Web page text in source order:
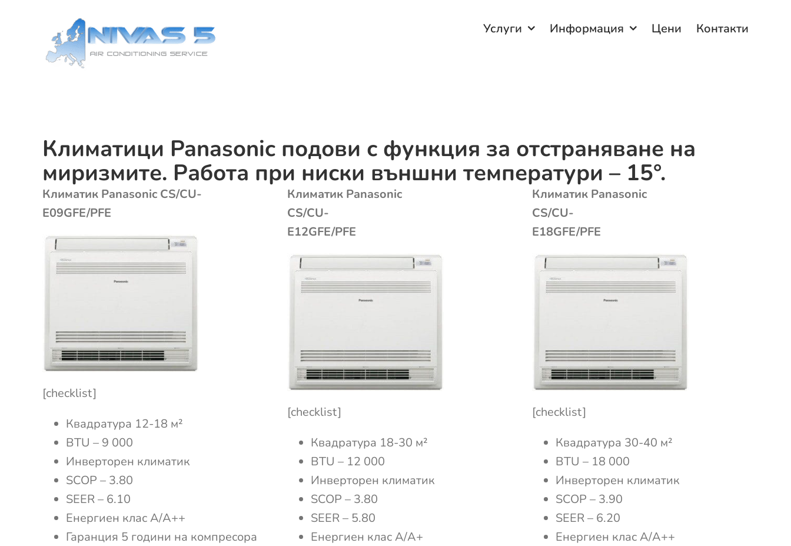
Услуги Информация Цени Контакти
Климатици Panasonic подови с функция за отстраняване на
миризмите. Работа при ниски външни температури – 15°.
Климатик Panasonic CS/CU-
E09GFE/PFE
[checklist]
Квадратура 12-18 м²
BTU – 9 000
Инверторен климатик
SCOP – 3.80
SEER – 6.10
Енергиен клас А/А++
Гаранция 5 години на компресора
Климатик Panasonic
CS/CU-
E12GFE/PFE
[checklist]
Квадратура 18-30 м²
BTU – 12 000
Инверторен климатик
SCOP – 3.80
SEER – 5.80
Енергиен клас А/А+
Климатик Panasonic
CS/CU-
E18GFE/PFE
[checklist]
Квадратура 30-40 м²
BTU – 18 000
Инверторен климатик
SCOP – 3.90
SEER – 6.20
Енергиен клас А/А++